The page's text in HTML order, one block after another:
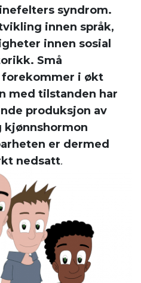
syndrom.
innen språk,
innen sosial
Små
i økt
med tilstanden har
produksjon av
kjønnshormon
er dermed
nedsatt.